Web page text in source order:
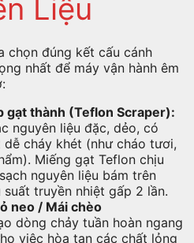
Liệu
chọn đúng kết cấu cánh
nhất để máy vận hành êm
gạt thành (Teflon Scraper):
nguyên liệu đặc, dẻo, có
cháy khét (như cháo tươi,
Miếng gạt Teflon chịu
nguyên liệu bám trên
truyền nhiệt gấp 2 lần.
neo / Mái chèo
dòng chảy tuần hoàn ngang
việc hòa tan các chất lỏng